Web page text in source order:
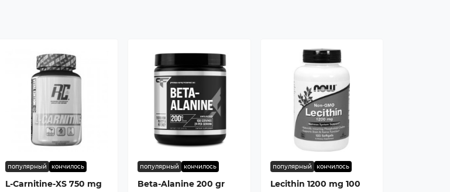
популярный кончилось
L-Carnitine-XS 750 mg
популярный кончилось
Beta-Alanine 200 gr
популярный кончилось
Lecithin 1200 mg 100